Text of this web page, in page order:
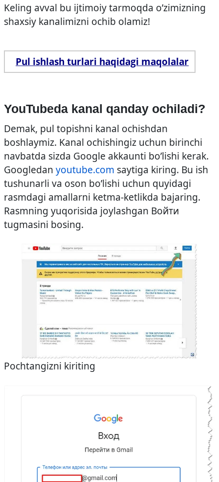
Keling avval bu ijtimoiy tarmoqda o’zimizning
shaxsiy kanalimizni ochib olamiz!
Pul ishlash turlari haqidagi maqolalar
YouTubeda kanal qanday ochiladi?
Demak, pul topishni kanal ochishdan
boshlaymiz. Kanal ochishingiz uchun birinchi
navbatda sizda Google akkaunti bo’lishi kerak.
Googledan youtube.com saytiga kiring. Bu ish
tushunarli va oson bo’lishi uchun quyidagi
rasmdagi amallarni ketma-ketlikda bajaring.
Rasmning yuqorisida joylashgan Войти
tugmasini bosing.
Pochtangizni kiriting